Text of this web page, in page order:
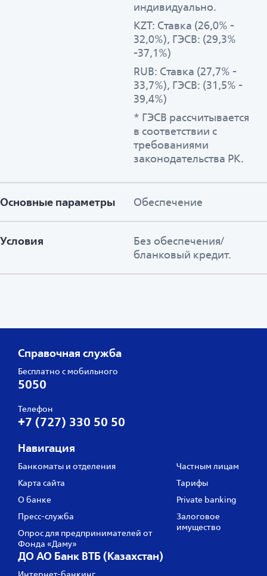
индивидуально.
KZT: Ставка (26,0% -
32,0%), ГЭСВ: (29,3%
-37,1%)
RUB: Ставка (27,7% -
33,7%), ГЭСВ: (31,5% -
39,4%)
* ГЭСВ рассчитывается
в соответствии с
требованиями
законодательства РК.
Основные параметры
Условия
Обеспечение
Без обеспечения/
бланковый кредит.
Справочная служба
Бесплатно с мобильного
5050
Телефон
+7 (727) 330 50 50
Навигация
Банкоматы и отделения
Карта сайта
О банке
Пресс‑служба
Опрос для предпринимателей от
Фонда «Даму»
Частным лицам
Тарифы
Private banking
Залоговое
имущество
ДО АО Банк ВТБ (Казахстан)